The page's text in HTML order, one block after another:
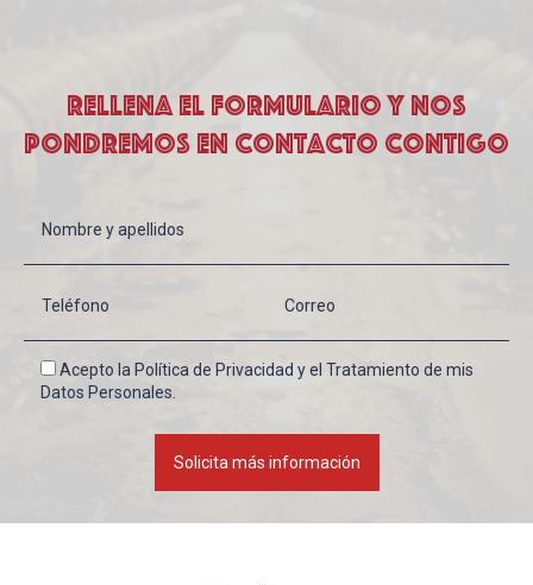
Rellena el formulario y nos
pondremos en contacto contigo
Acepto la Política de Privacidad y el Tratamiento de mis
Datos Personales.